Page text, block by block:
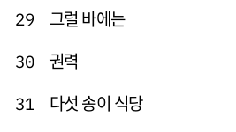
29 그럴 바에는
30 권력
31 다섯 송이 식당